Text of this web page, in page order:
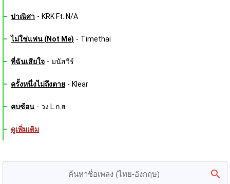
ปาณิศา - KRK Ft. N/A
ไม่ใช่แฟน (Not Me) - Timethai
ที่ฉันเสียใจ - มนัสวีร์
ครั้งหนึ่งไม่ถึงตาย - Klear
คบซ้อน - วง L.ก.ฮ
ดูเพิ่มเติม